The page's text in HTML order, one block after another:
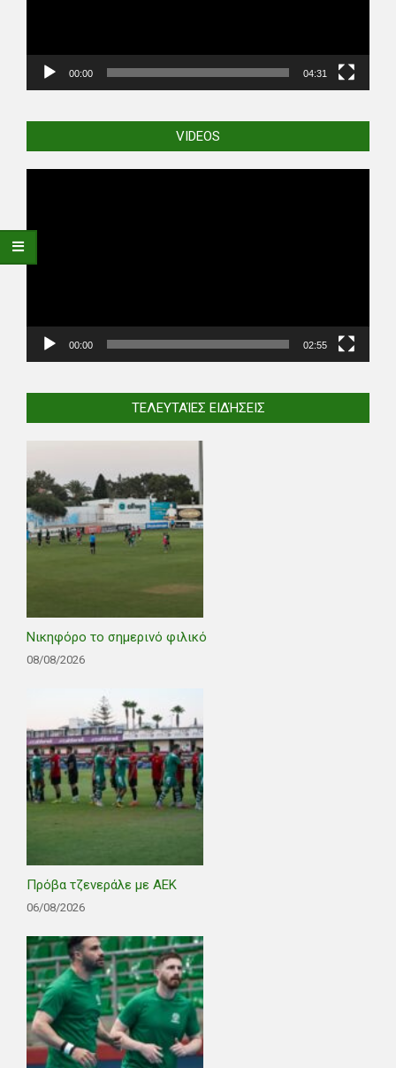
00:00 04:31
VIDEOS
00:00 02:55
ΤΕΛΕΥΤΑΊΕΣ ΕΙΔΉΣΕΙΣ
Νικηφόρο το σημερινό φιλικό
08/08/2026
Πρόβα τζενεράλε με ΑΕΚ
06/08/2026